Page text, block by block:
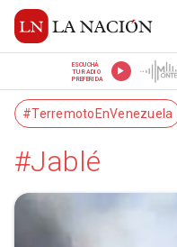
ESCUCHÁ
TU RADIO
PREFERIDA
#TerremotoEnVenezuela
#Jablé